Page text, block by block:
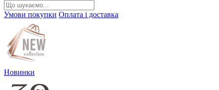
Умови покупки Оплата і доставка
Новинки